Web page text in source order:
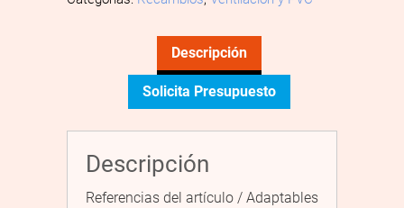
Descripción
Solicita Presupuesto
Descripción
Referencias del artículo / Adaptables